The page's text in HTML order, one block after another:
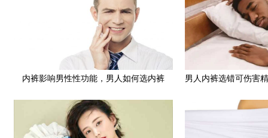
内裤影响男性性功能，男人如何选内裤
男人内裤选错可伤害